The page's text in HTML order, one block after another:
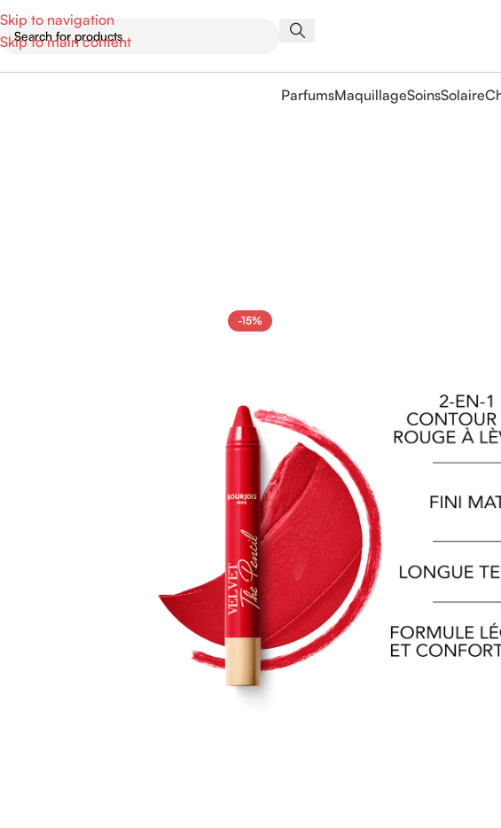
Skip to navigation
Skip to main content
ParfumsMaquillageSoinsSolaire
-15%